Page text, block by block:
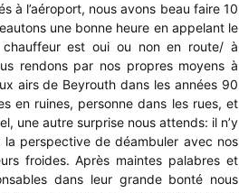
à l’aéroport, nous avons beau faire 10
une bonne heure en appelant le
est oui ou non en route/ à
rendons par nos propres moyens à
airs de Beyrouth dans les années 90
en ruines, personne dans les rues, et
une autre surprise nous attends: il n’y
perspective de déambuler avec nos
froides. Après maintes palabres et
dans leur grande bonté nous